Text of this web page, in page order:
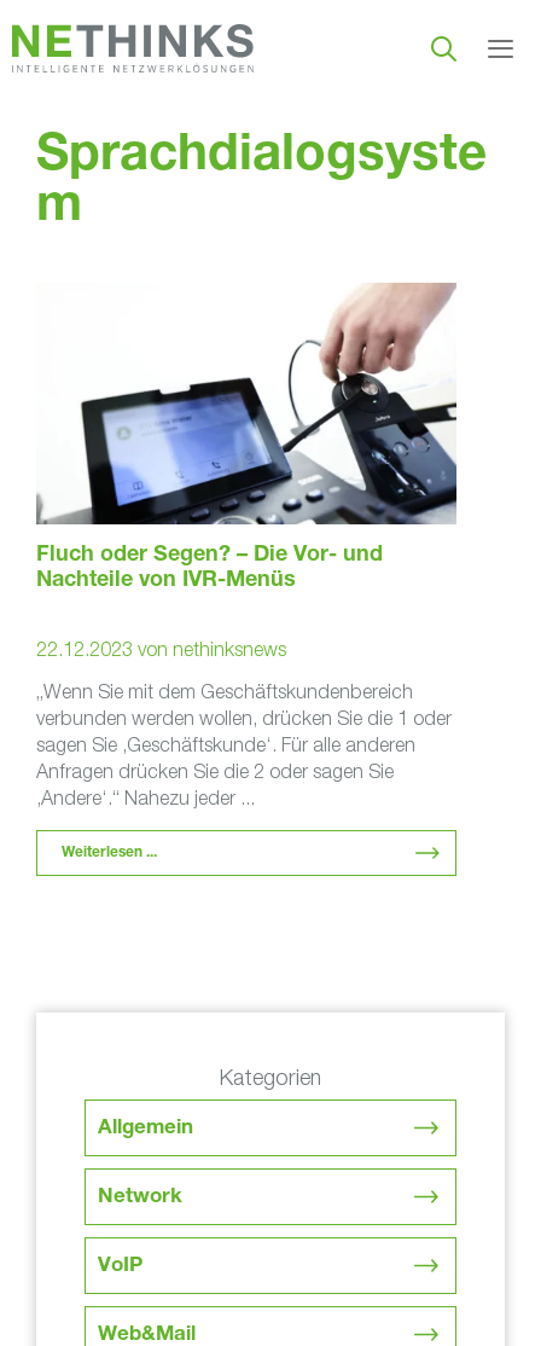
Inhalt
springen
Sprachdialogsyste
m
Fluch oder Segen? – Die Vor- und
Nachteile von IVR-Menüs
22.12.2023 von nethinksnews
„Wenn Sie mit dem Geschäftskundenbereich
verbunden werden wollen, drücken Sie die 1 oder
sagen Sie ‚Geschäftskunde‘. Für alle anderen
Anfragen drücken Sie die 2 oder sagen Sie
‚Andere‘.“ Nahezu jeder ...
Weiterlesen ...
Kategorien
Allgemein
Network
VoIP
Web&Mail